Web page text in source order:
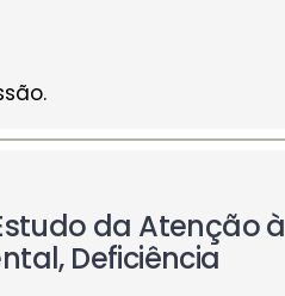
da Atenção à
Deficiência